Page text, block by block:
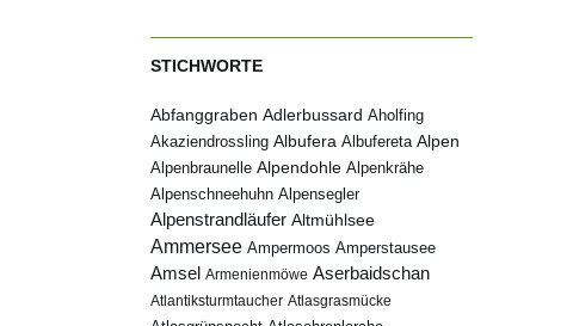
STICHWORTE
Abfanggraben Adlerbussard Aholfing
Akaziendrossling Albufera Albufereta Alpen
Alpenbraunelle Alpendohle Alpenkrähe
Alpenschneehuhn Alpensegler
Alpenstrandläufer Altmühlsee
Ammersee Ampermoos Amperstausee
Amsel Armenienmöwe Aserbaidschan
Atlantiksturmtaucher Atlasgrasmücke